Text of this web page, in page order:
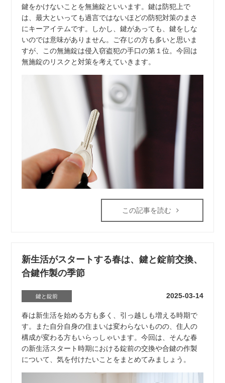
鍵をかけないことを無施錠といいます。鍵は防犯上で
は、最大といっても過言ではないほどの防犯対策のまさ
にキーアイテムです。しかし、鍵があっても、鍵をしな
いのでは意味がありません。ご存じの方も多いと思いま
すが、この無施錠は侵入窃盗犯の手口の第１位。今回は
無施錠のリスクと対策を考えていきます。
この記事を読む
新生活がスタートする春は、鍵と錠前交換、
合鍵作製の季節
鍵と錠前 2025-03-14
春は新生活を始める方も多く、引っ越しも増える時期で
す。また自分自身の住まいは変わらないものの、住人の
構成が変わる方もいらっしゃいます。今回は、そんな春
の新生活スタート時期における錠前の交換や合鍵の作製
について、気を付けたいことをまとめてみましょう。